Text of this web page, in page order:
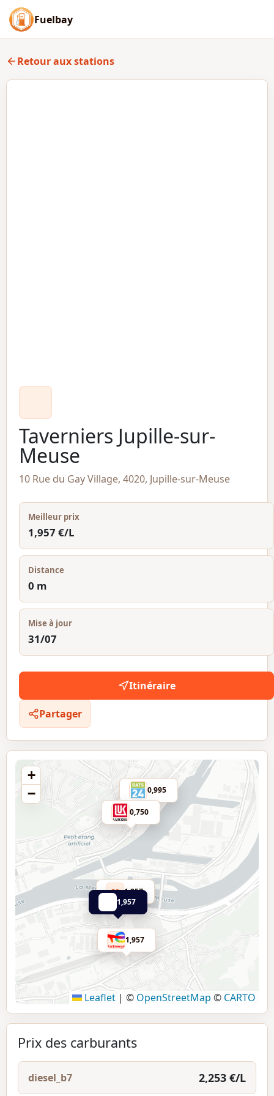
Fuelbay
Retour aux stations
Taverniers Jupille-sur-
Meuse
10 Rue du Gay Village, 4020, Jupille-sur-Meuse
Meilleur prix
1,957 €/L
Distance
0 m
Mise à jour
31/07
Itinéraire
Partager
1,957
Q8 1,857
1,957
0,750
0,995
+
−
Leaflet | © OpenStreetMap © CARTO
Prix des carburants
diesel_b7 2,253 €/L